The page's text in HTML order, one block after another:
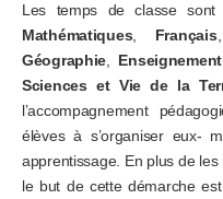
Les temps de classe sont
Mathématiques
Français
Géographie
Sciences et Vie de la
l’accompagnement
élèves à s’organiser eux-
apprentissage. En plus de
le but de cette démarche